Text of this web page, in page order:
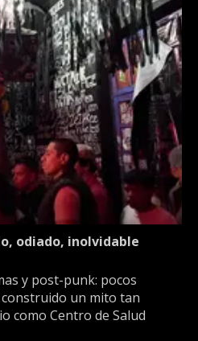
odiado, inolvidable
y post-punk: pocos
un mito tan
como Centro de Salud